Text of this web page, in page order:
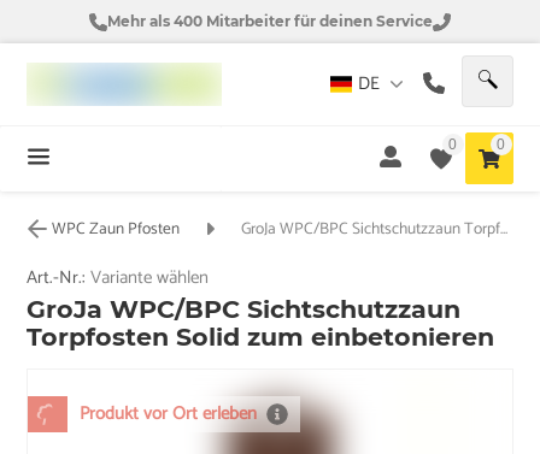
Mehr als 400 Mitarbeiter für deinen Service
DE
0 0
WPC Zaun Pfosten GroJa WPC/BPC Sichtschutzzaun Torpfosten Solid zum einbetonieren
Produkt vor Ort erleben
Art.-Nr.:Variante wählen
GroJa WPC/BPC Sichtschutzzaun
Torpfosten Solid zum einbetonieren